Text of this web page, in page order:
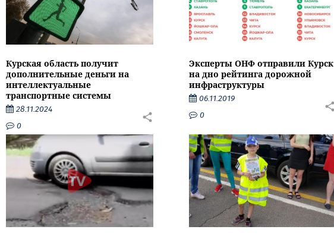
Курская область получит
дополнительные деньги на
интеллектуальные
транспортные системы
28.11.2024
0
Эксперты ОНФ отправили Курск
на дно рейтинга дорожной
инфраструктуры
06.11.2019
0